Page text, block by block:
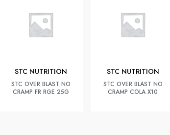
STC NUTRITION
STC OVER BLAST NO
CRAMP FR RGE 25G
STC NUTRITION
STC OVER BLAST NO
CRAMP COLA X10